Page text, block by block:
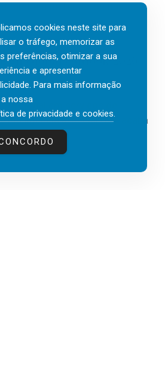
também as férias, os fins-de-
em que a casa fica mais
Global Outlook 2026
global em serviços de
inteligência artificial (IA), acaba
cookies neste site para
o tráfego, memorizar as
preferências, otimizar a sua
e apresentar
Para mais informação
nossa
de privacidade e cookies.